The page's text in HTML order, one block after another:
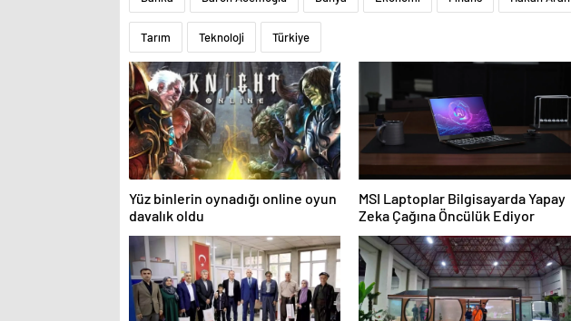
Tarım Teknoloji Türkiye
Yüz binlerin oynadığı online oyun
davalık oldu
MSI Laptoplar Bilgisayarda Yapay
Zeka Çağına Öncülük Ediyor